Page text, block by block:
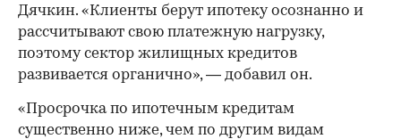
Дячкин. «Клиенты берут ипотеку осознанно и
рассчитывают свою платежную нагрузку,
поэтому сектор жилищных кредитов
развивается органично», — добавил он.
«Просрочка по ипотечным кредитам
существенно ниже, чем по другим видам